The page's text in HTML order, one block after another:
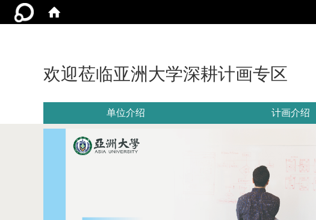
欢迎莅临亚洲大学深耕计画专区
单位介绍 计画介绍